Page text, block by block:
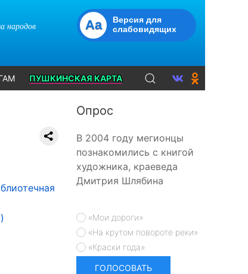
народов
Aa
Версия для
слабовидящих
ПУШКИНСКАЯ КАРТА
Опрос
В 2004 году мегионцы
познакомились с книгой
художника, краеведа
Дмитрия Шлябина
«Мои дороги»
«На крутом повороте реки»
«Краски года»